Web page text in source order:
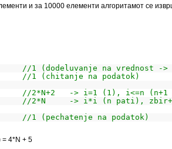
и за 10000 елементи алгоритамот се
//1 (dodeluvanje na vrednost -
//1 (chitanje na podatok)
//2*N+2   -> i=1 (1), i<=n
//2*N     -> i*i (n pati),
//1 (pechatenje na podatok)
= 4*N + 5